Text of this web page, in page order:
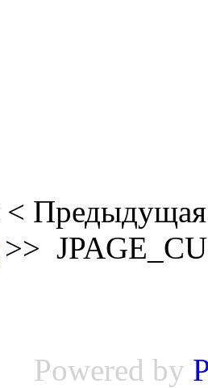
< Предыдущая
>>
Powered by